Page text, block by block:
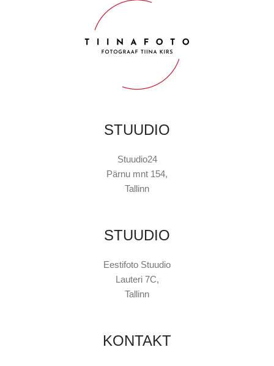
STUUDIO
Stuudio24
Pärnu mnt 154,
Tallinn
STUUDIO
Eestifoto Stuudio
Lauteri 7C,
Tallinn
KONTAKT